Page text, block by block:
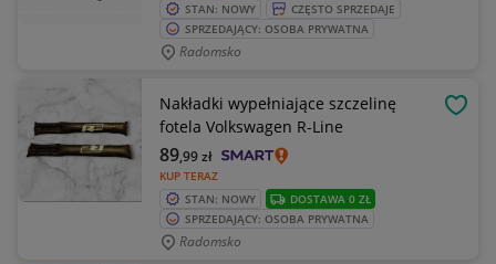
STAN: NOWY
CZĘSTO SPRZEDAJE
SPRZEDAJĄCY: OSOBA PRYWATNA
Radomsko
Nakładki wypełniające szczelinę
fotela Volkswagen R-Line
KUP TERAZ
89,99zł
STAN: NOWY
DOSTAWA 0 ZŁ
SPRZEDAJĄCY: OSOBA PRYWATNA
Radomsko